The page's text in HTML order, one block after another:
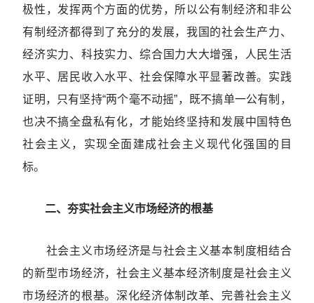
极性，发挥两个方面的优势，所以公有制经济和非公
有制经济都得到了充分的发展，我国的社会生产力、
经济实力、科技实力、综合国力大大增强，人民生活
水平、居民收入水平、社会保障水平显著改善。实践
证明，只有坚持“两个毫不动摇”，既不搞单一公有制，
也决不搞全盘私有化，才能始终坚持和发展中国特色
社会主义，实现全面建成社会主义现代化强国的目
标。
二、夯实社会主义市场经济的根基
社会主义市场经济是与社会主义基本制度相结合
的新型市场经济，社会主义基本经济制度是社会主义
市场经济的根基。深化经济体制改革、完善社会主义